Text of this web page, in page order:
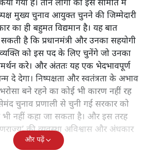
गया है। तीन लोगों की इस समिति में
मुख्य चुनाव आयुक्त चुनने की जिम्मेदारी
का ही बहुमत विद्यमान है। यह बात
है कि प्रधानमंत्री और उनका सहयोगी
को इस पद के लिए चुनेंगे जो उनका
करे। और अंततः यह एक भेदभावपूर्ण
दे देगा। निष्पक्षता और स्वतंत्रता के अभाव
बने रहने का कोई भी कारण नहीं रह
चुनाव प्रणाली से चुनी गई सरकार को
भी नहीं कहा जा सकता है। और इस तरह
की व्यवस्था अविश्वास और अंधकार
और पढ़ें